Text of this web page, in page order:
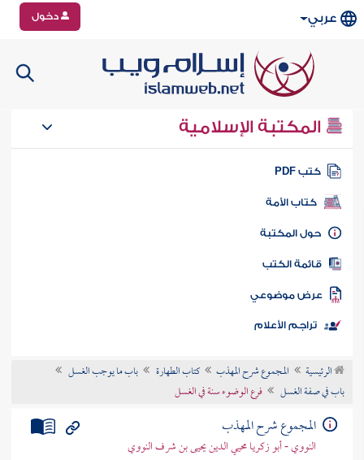
عربي دخول
المكتبة الإسلامية
كتب PDF
كتاب الأمة
المكتبة
الكتب
موضوعي
تراجم الأعلام
الرئيسية المجموع شرح المهذب كتاب الطهارة
باب ما يوجب الغسل
باب في صفة الغسل
فرع الوضوء سنة في الغسل
المجموع شرح المهذب
النووي - أبو زكريا محيي الدين يحيى بن شرف النووي